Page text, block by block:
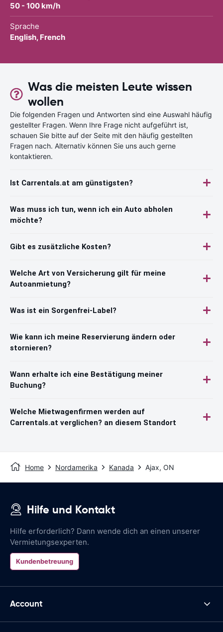
50 - 100 km/h
Sprache
English, French
Was die meisten Leute wissen
wollen
Die folgenden Fragen und Antworten sind eine Auswahl häufig
gestellter Fragen. Wenn Ihre Frage nicht aufgeführt ist,
schauen Sie bitte auf der Seite mit den häufig gestellten
Fragen nach. Alternativ können Sie uns auch gerne
kontaktieren.
Ist Carrentals.at am günstigsten?
Was muss ich tun, wenn ich ein Auto abholen
möchte?
Gibt es zusätzliche Kosten?
Welche Art von Versicherung gilt für meine
Autoanmietung?
Was ist ein Sorgenfrei-Label?
Wie kann ich meine Reservierung ändern oder
stornieren?
Wann erhalte ich eine Bestätigung meiner
Buchung?
Welche Mietwagenfirmen werden auf
Carrentals.at verglichen? an diesem Standort
Home Nordamerika Kanada Ajax, ON
Hilfe und Kontakt
Hilfe erforderlich? Dann wende dich an einen unserer
Vermietungsexperten.
Kundenbetreuung
Account